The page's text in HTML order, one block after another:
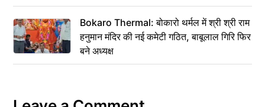
Bokaro Thermal: बोकारो थर्मल में श्री श्री राम
हनुमान मंदिर की नई कमेटी गठित, बाबूलाल गिरि फिर
बने अध्यक्ष